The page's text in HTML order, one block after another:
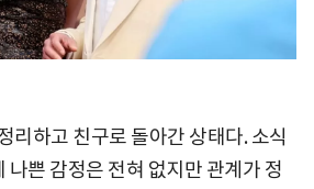
리하고 친구로 돌아간 상태다. 소식
나쁜 감정은 전혀 없지만 관계가 정